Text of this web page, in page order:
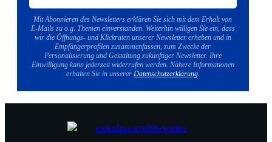
Mit Abonnieren des Newsletters erklären Sie sich mit dem Erhalt von
E-Mails zu o.g. Themen einverstanden. Weiterhin willigen Sie ein, dass
wir die Öffnungs- und Klickraten unserer Newsletter erheben und in
Empfängerprofilen zusammenfassen, zum Zwecke der
Personalisierung und Gestaltung zukünftiger Newsletter. Ihre
Einwilligung kann jederzeit widerrufen werden. Nähere Informationen
erhalten Sie in unserer Datenschutzerklärung.